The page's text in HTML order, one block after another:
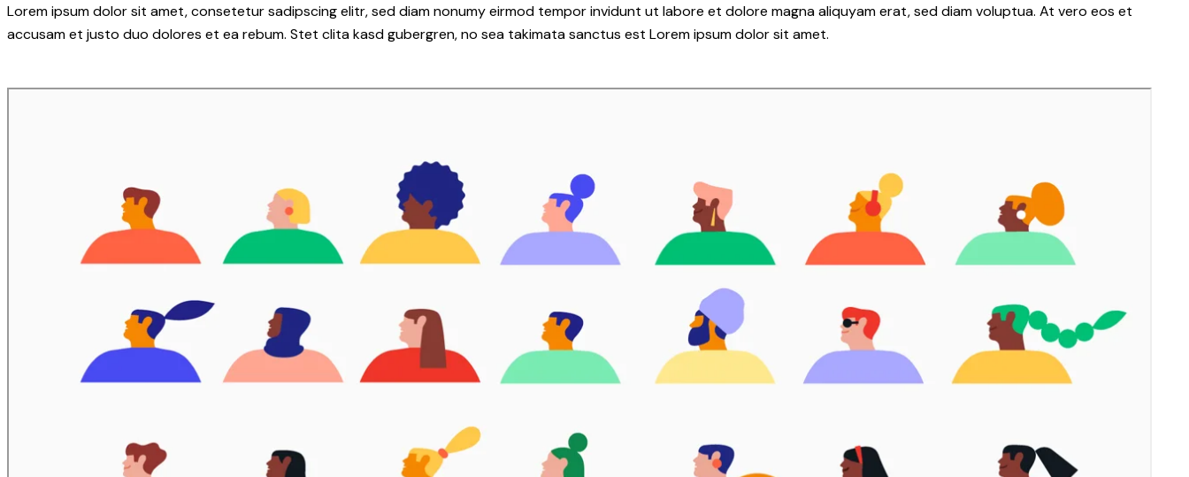
Lorem ipsum dolor sit amet, consetetur sadipscing elitr, sed diam nonumy eirmod tempor invidunt ut labore et dolore magna aliquyam erat, sed diam voluptua. At vero eos et
accusam et justo duo dolores et ea rebum. Stet clita kasd gubergren, no sea takimata sanctus est Lorem ipsum dolor sit amet.